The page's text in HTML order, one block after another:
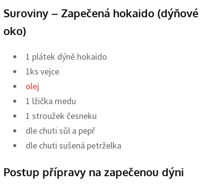
Suroviny – Zapečená hokaido (dýňové
oko)
1 plátek dýně hokaido
1ks vejce
olej
1 lžička medu
1 stroužek česneku
dle chuti sůl a pepř
dle chuti sušená petrželka
Postup přípravy na zapečenou dýni